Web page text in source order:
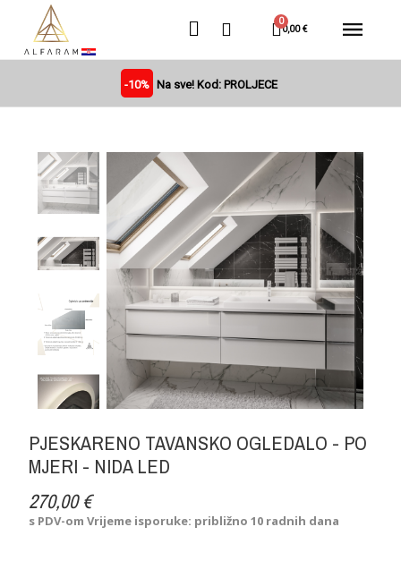
0,00 €
-10% Na sve! Kod: PROLJECE
PJESKARENO TAVANSKO OGLEDALO - PO
MJERI - NIDA LED
270,00 €
s PDV-omVrijeme isporuke: približno 10 radnih dana